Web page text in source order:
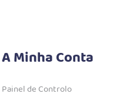
A Minha Conta
Painel de Controlo